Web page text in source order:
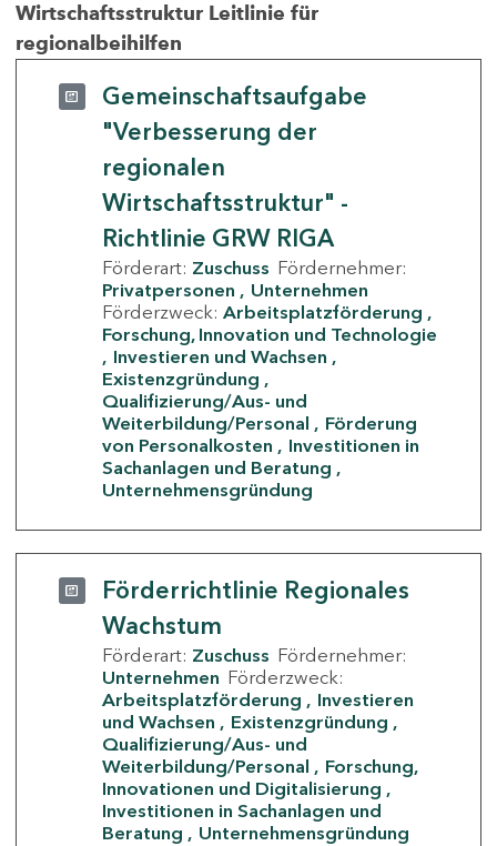
Wirtschaftsstruktur Leitlinie für
regionalbeihilfen
Gemeinschaftsaufgabe
"Verbesserung der
regionalen
Wirtschaftsstruktur" -
Richtlinie GRW RIGA
Förderart: Zuschuss Fördernehmer:
Privatpersonen
Unternehmen
Förderzweck: Arbeitsplatzförderung
Forschung, Innovation und Technologie
Investieren und Wachsen
Existenzgründung
Qualifizierung/Aus- und
Weiterbildung/Personal
Förderung
von Personalkosten
Investitionen in
Sachanlagen und Beratung
Unternehmensgründung
Förderrichtlinie Regionales
Wachstum
Förderart: Zuschuss Fördernehmer:
Unternehmen Förderzweck:
Arbeitsplatzförderung
Investieren
und Wachsen
Existenzgründung
Qualifizierung/Aus- und
Weiterbildung/Personal
Forschung,
Innovationen und Digitalisierung
Investitionen in Sachanlagen und
Beratung
Unternehmensgründung